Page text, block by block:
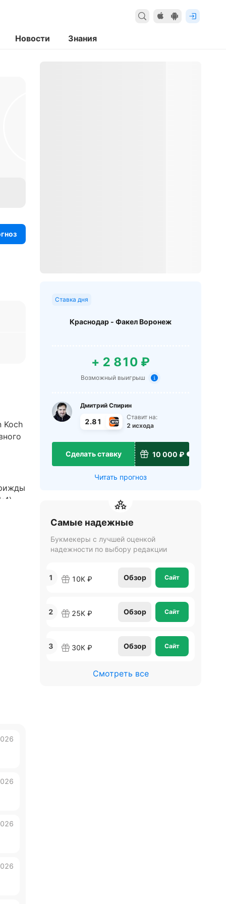
Новости Знания
Koch
Ставка дня
Краснодар - Факел Воронеж
+ 2 810 ₽
Возможный выигрыш
Дмитрий Спирин
2.81
Ставит на:
2 исхода
Сделать ставку 10 000 ₽
Читать прогноз
Самые надежные
Букмекеры с лучшей оценкой
надежности по выбору редакции
1 10К ₽ Обзор Сайт
2 25К ₽ Обзор Сайт
3 30К ₽ Обзор Сайт
Смотреть все